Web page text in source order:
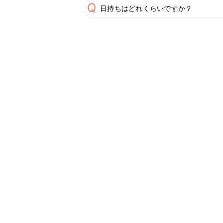
Q 日持ちはどれくらいですか？